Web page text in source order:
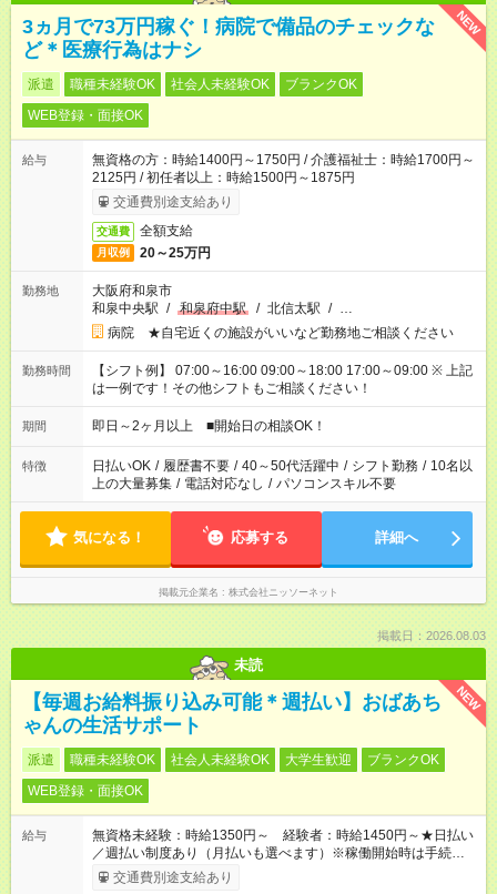
NEW
3ヵ月で73万円稼ぐ！病院で備品のチェックな
ど＊医療行為はナシ
派遣 職種未経験OK 社会人未経験OK
ブランクOK
WEB登録・面接OK
給与
無資格の方：時給1400円～1750円 / 介護福祉士：時給1700円～
2125円 / 初任者以上：時給1500円～1875円
交通費別途支給あり
交通費 全額支給
月収例 20～25万円
勤務地
大阪府和泉市
和泉中央駅 / 和泉府中駅 / 北信太駅 / …
病院 ★自宅近くの施設がいいなど勤務地ご相談ください
勤務時間
【シフト例】 07:00～16:00 09:00～18:00 17:00～09:00 ※ 上記
は一例です！その他シフトもご相談ください！
期間 即日～2ヶ月以上 ■開始日の相談OK！
特徴 日払いOK / 履歴書不要 / 40～50代活躍中 / シフト勤務 / 10名以
上の大量募集 / 電話対応なし / パソコンスキル不要
気になる！ 応募する 詳細へ
掲載元企業名 株式会社ニッソーネット
掲載日：2026.08.03
未読
NEW
【毎週お給料振り込み可能＊週払い】おばあち
ゃんの生活サポート
派遣 職種未経験OK 社会人未経験OK 大学生歓迎
ブランクOK
WEB登録・面接OK
給与
無資格未経験：時給1350円～ 経験者：時給1450円～★日払い
／週払い制度あり（月払いも選べます）※稼働開始時は手続き完
了次第のお支払いとなります。
交通費別途支給あり